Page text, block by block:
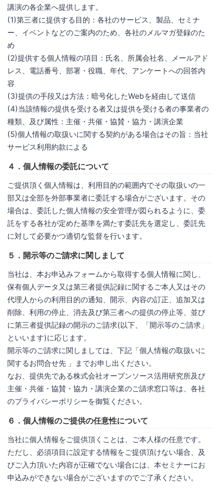
講演の各企業へ提供します。
(1)第三者に提供する目的：各社のサービス、製品、セミナ
ー、イベントなどのご案内のため、各社のメルマガ登録のた
め
(2)提供する個人情報の項目：氏名、所属会社名、メールアド
レス、電話番号、部署・役職、年代、アンケートへの回答内
容
(3)提供の手段又は方法：暗号化したWebを経由して送信
(4)当該情報の提供を受ける者又は提供を受ける者の事業者の
種類、及び属性：主催・共催・協賛・協力・講演企業
(5)個人情報の取扱いに関する契約がある場合はその旨：当社
サービス利用約款による
４．個人情報の委託について
ご提供頂く個人情報は、利用目的の範囲内でその取扱いの一
部又は全部を外部事業者に委託する場合がございます。その
場合は、委託した個人情報の安全管理が図られるように、委
託をする各社が定めた基準を満たす委託先を選定し、委託先
に対して必要かつ適切な監督を行います。
５．開示等のご請求に関しまして
当社は、本お申込みフォームから取得する個人情報に関し、
保有個人データ又は第三者提供記録に関するご本人又はその
代理人からの利用目的の通知、開示、内容の訂正、追加又は
削除、利用の停止、消去及び第三者への提供の停止等、並び
に第三者提供記録の開示のご請求(以下、「開示等のご請求」
といいます)に応じます。
開示等のご請求に関しましては、下記「個人情報の取扱いに
関するお問合せ先 」までお申し出ください。
なお、提供先である株式会社オープンソース活用研究所及び
主催・共催・協賛・協力・講演企業のご請求窓口等は、各社
のプライバシーポリシーを御覧ください。
６．個人情報のご提供の任意性について
当社に個人情報をご提供頂くことは、ご本人様の任意です。
ただし、必須項目に設定する情報をご提供頂けない場合、及
びご入力頂いた内容が正確でない場合には、本セミナーにお
申込みができない場合がございますのでご了承ください。